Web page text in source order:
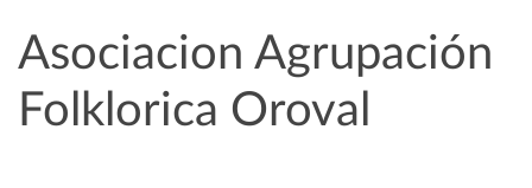
Asociacion Agrupación
Folklorica Oroval